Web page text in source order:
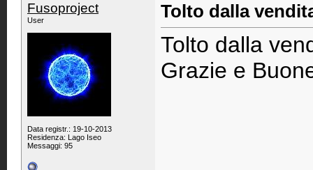
Fusoproject
User
Data registr.: 19-10-2013
Residenza: Lago Iseo
Messaggi: 95
Tolto dalla
Tolto dalla
Grazie e